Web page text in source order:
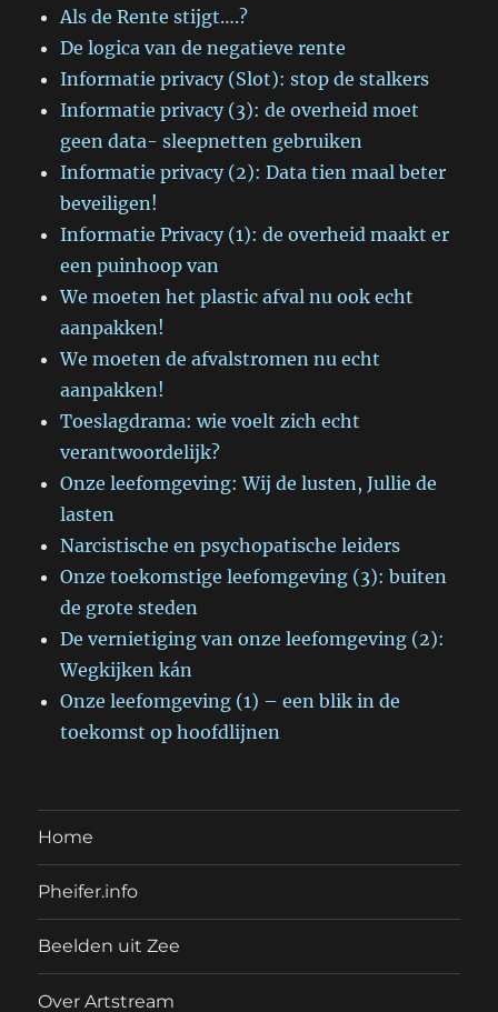
Als de Rente stijgt….?
De logica van de negatieve rente
Informatie privacy (Slot): stop de stalkers
Informatie privacy (3): de overheid moet
geen data- sleepnetten gebruiken
Informatie privacy (2): Data tien maal beter
beveiligen!
Informatie Privacy (1): de overheid maakt er
een puinhoop van
We moeten het plastic afval nu ook echt
aanpakken!
We moeten de afvalstromen nu echt
aanpakken!
Toeslagdrama: wie voelt zich echt
verantwoordelijk?
Onze leefomgeving: Wij de lusten, Jullie de
lasten
Narcistische en psychopatische leiders
Onze toekomstige leefomgeving (3): buiten
de grote steden
De vernietiging van onze leefomgeving (2):
Wegkijken kán
Onze leefomgeving (1) – een blik in de
toekomst op hoofdlijnen
Home
Pheifer.info
Beelden uit Zee
Over Artstream